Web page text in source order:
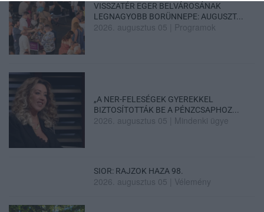
VISSZATÉR EGER BELVÁROSÁNAK
LEGNAGYOBB BORÜNNEPE: AUGUSZT...
2026. augusztus 05 Programok
„A NER-FELESÉGEK GYEREKKEL
BIZTOSÍTOTTÁK BE A PÉNZCSAPHOZ...
2026. augusztus 05 Mindenki ügye
SIOR: RAJZOK HAZA 98.
2026. augusztus 05 Vélemény